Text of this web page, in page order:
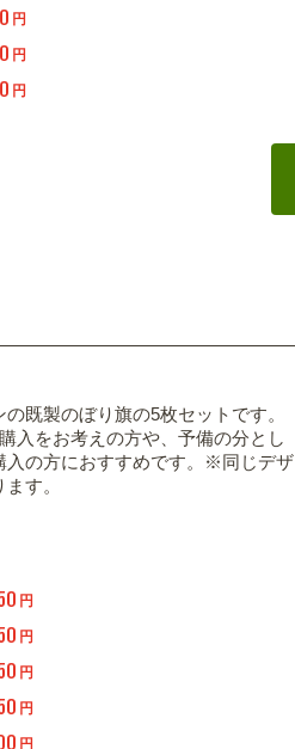
円
円
円
の既製のぼり旗の5枚セットです。
入をお考えの方や、予備の分とし
入の方におすすめです。※同じデザ
す。
円
円
円
円
円